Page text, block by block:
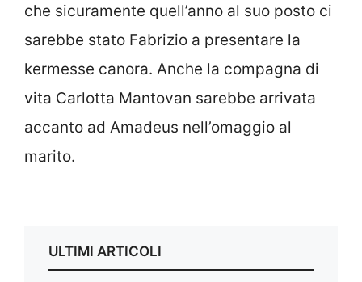
che sicuramente quell’anno al suo posto ci
sarebbe stato Fabrizio a presentare la
kermesse canora. Anche la compagna di
vita Carlotta Mantovan sarebbe arrivata
accanto ad Amadeus nell’omaggio al
marito.
ULTIMI ARTICOLI